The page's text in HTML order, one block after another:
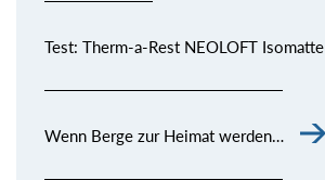
Test: Therm-a-Rest NEOLOFT Isomatte
Wenn Berge zur Heimat werden…